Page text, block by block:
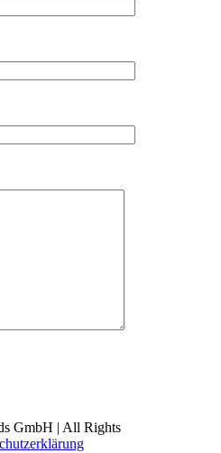
GmbH | All Rights